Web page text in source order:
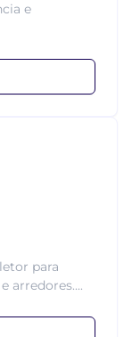
e
para
arredores....